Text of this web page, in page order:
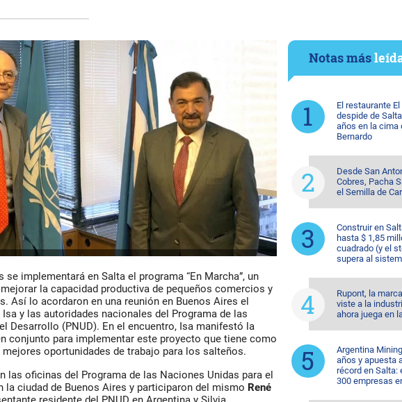
implementará en Salta el programa “En Marcha”, un
la capacidad productiva de pequeños comercios y
Así lo acordaron en una reunión en Buenos Aires el
y las autoridades nacionales del Programa de las
Desarrollo (PNUD). En el encuentro, Isa manifestó la
conjunto para implementar este proyecto que tiene como
oportunidades de trabajo para los salteños.
las oficinas del Programa de las Naciones Unidas para el
la ciudad de Buenos Aires y participaron del mismo René
Notas más
El restaurante
despide de
años en la cima
Bernardo
Desde San
Cobres, Pacha
el Semilla de
Construir en
hasta $ 1,85
cuadrado (y el
supera al
Rupont, la
viste a la
ahora juega en
Argentina
años y apuesta
récord en Salta:
300 empresas